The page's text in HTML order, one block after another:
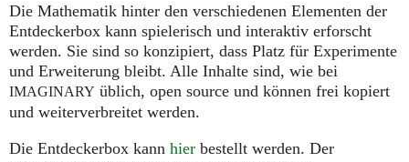
Die Mathematik hinter den verschiedenen Elementen der
Entdeckerbox kann spielerisch und interaktiv erforscht
werden. Sie sind so konzipiert, dass Platz für Experimente
und Erweiterung bleibt. Alle Inhalte sind, wie bei
IMAGINARY üblich, open source und können frei kopiert
und weiterverbreitet werden.
Die Entdeckerbox kann hier bestellt werden. Der